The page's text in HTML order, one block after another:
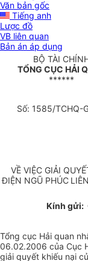
Văn bản gốc
Tiếng anh
Lược đồ
VB liên quan
Bản án áp dụng
BỘ TÀI
TỔNG CỤC HẢI
******
Số: 1585/TCHQ-
VỀ VIỆC GIẢI
ĐIỆN NGŨ PHÚC
Kính gửi:
Tổng cục Hải quan
06.02.2006 của Cục
giải quyết khiếu nại